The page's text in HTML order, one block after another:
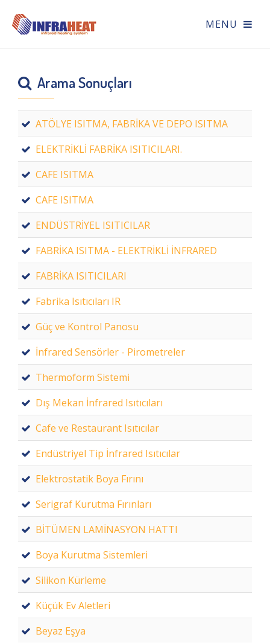
Arama Sonuçları
ATÖLYE ISITMA, FABRİKA VE DEPO ISITMA
ELEKTRİKLİ FABRİKA ISITICILARI.
CAFE ISITMA
CAFE ISITMA
ENDÜSTRİYEL ISITICILAR
FABRİKA ISITMA - ELEKTRİKLİ İNFRARED
FABRİKA ISITICILARI
Fabrika Isıtıcıları IR
Güç ve Kontrol Panosu
İnfrared Sensörler - Pirometreler
Thermoform Sistemi
Dış Mekan İnfrared Isıtıcıları
Cafe ve Restaurant Isıtıcılar
Endüstriyel Tip İnfrared Isıtıcılar
Elektrostatik Boya Fırını
Serigraf Kurutma Fırınları
BİTÜMEN LAMİNASYON HATTI
Boya Kurutma Sistemleri
Silikon Kürleme
Küçük Ev Aletleri
Beyaz Eşya